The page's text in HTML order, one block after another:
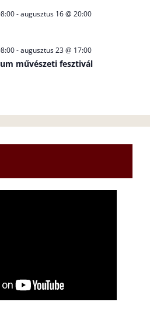
-augusztus 16 @ 20:00
-augusztus 23 @ 17:00
művészeti fesztivál